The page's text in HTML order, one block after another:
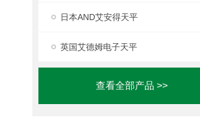
日本AND艾安得天平
英国艾德姆电子天平
查看全部产品 >>